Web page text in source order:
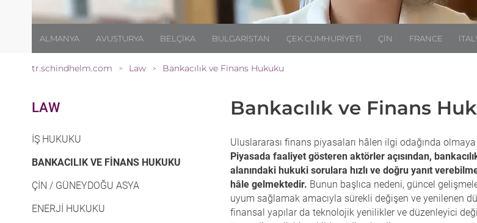
ALMANYA AVUSTURYA BELÇIKA BULGARISTAN ÇEK CUMHURIYETI ÇIN FRANCE
tr.schindhelm.com > Law > Bankacılık ve Finans Hukuku
LAW
İŞ HUKUKU
BANKACILIK VE FINANS HUKUKU
ÇIN / GÜNEYDOĞU ASYA
ENERJI HUKUKU
Bankacılık ve Finans
Uluslararası finans piyasaları hâlen ilgi odağında
Piyasada faaliyet gösteren aktörler açısından,
alanındaki hukuki sorulara hızlı ve doğru yanıt
hâle gelmektedir. Bunun başlıca nedeni, güncel
uyum sağlamak amacıyla sürekli değişen ve yenilenen
finansal yapılar da teknolojik yenilikler ve düzenleyici